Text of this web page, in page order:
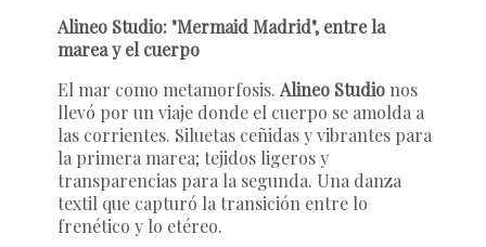
Alineo Studio: "Mermaid Madrid", entre la
marea y el cuerpo
El mar como metamorfosis. Alineo Studionos
llevó por un viaje donde el cuerpo se amolda a
las corrientes. Siluetas ceñidas y vibrantes para
la primera marea; tejidos ligeros y
transparencias para la segunda. Una danza
textil que capturó la transición entre lo
frenético y lo etéreo.